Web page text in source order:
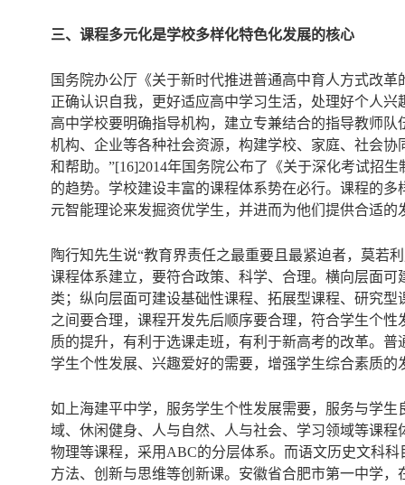
三、课程多元化是学校多样化特色化发展的核心
国务院办公厅《关于新时代推进普通高中育人方式改
正确认识自我，更好适应高中学习生活，处理好个人
高中学校要明确指导机构，建立专兼结合的指导教师
机构、企业等各种社会资源，构建学校、家庭、社会
和帮助。”[16]2014年国务院公布了《关于深化考试招
的趋势。学校建设丰富的课程体系势在必行。课程的
元智能理论来发掘资优学生，并进而为他们提供合适
陶行知先生说“教育界责任之最重要且最紧迫者，莫若
课程体系建立，要符合政策、科学、合理。横向层面
类；纵向层面可建设基础性课程、拓展型课程、研究
之间要合理，课程开发先后顺序要合理，符合学生个
质的提升，有利于选课走班，有利于新高考的改革。
学生个性发展、兴趣爱好的需要，增强学生综合素质
如上海建平中学，服务学生个性发展需要，服务与学
域、休闲健身、人与自然、人与社会、学习领域等课
物理等课程，采用ABC的分层体系。而语文历史文科
方法、创新与思维等创新课。安徽省合肥市第一中学